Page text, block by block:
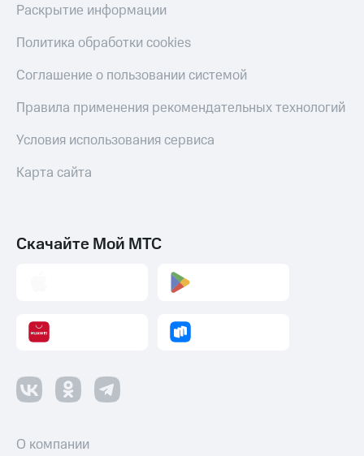
Раскрытие информации
Политика обработки cookies
Соглашение о пользовании системой
Правила применения рекомендательных технологий
Условия использования сервиса
Карта сайта
Скачайте Мой МТС
О компании